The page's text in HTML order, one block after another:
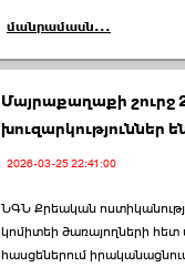
մանրամասն...
Մայրաքաղաքի շուրջ
խուզարկություններ
2026-03-25 22:41:00
ՆԳՆ Քրեական
կոմիտեի ծառայողների հետ
հասցեներում